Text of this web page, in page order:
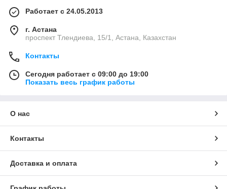
Работает с 24.05.2013
г. Астана
проспект Тлендиева, 15/1, Астана, Казахстан
Контакты
Сегодня работает с 09:00 до 19:00
Показать весь график работы
О нас
Контакты
Доставка и оплата